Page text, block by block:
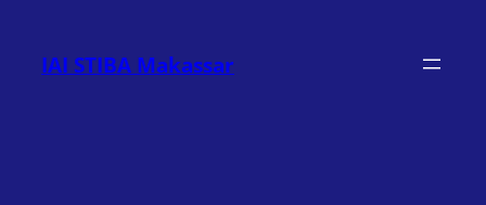
konten
IAI STIBA Makassar